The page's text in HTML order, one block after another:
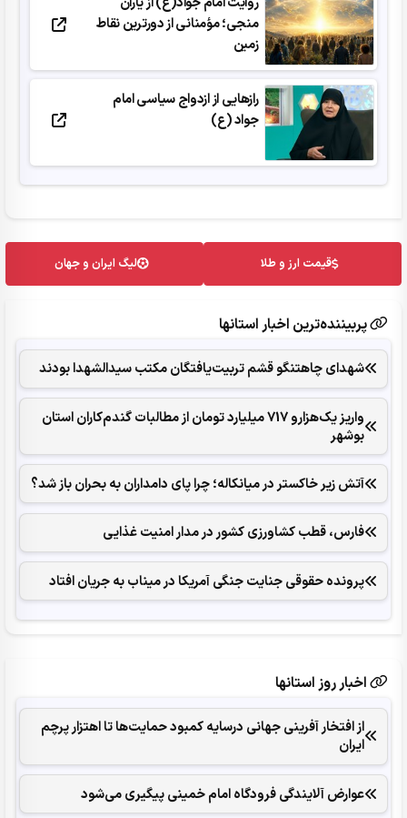
منجی؛ مؤمنانی از دورترین نقاط
زمین
رازهایی از ازدواج سیاسی امام
جواد (ع)
قیمت ارز و طلا لیگ ایران و جهان
پربیننده‌ترین اخبار استانها
شهدای چاهتنگو قشم تربیت‌یافتگان مکتب سیدالشهدا بودند
واریز یک‌هزارو 717 میلیارد تومان از مطالبات گندم‌کاران استان
بوشهر
آتش زیر خاکستر در میانکاله؛ چرا پای دامداران به بحران باز شد؟
فارس، قطب کشاورزی کشور در مدار امنیت غذایی
پرونده حقوقی جنایت جنگی آمریکا در میناب به جریان افتاد
اخبار روز استانها
از افتخار آفرینی جهانی درسایه کمبود حمایت‌ها تا اهتزار پرچم
ایران
عوارض آلایندگی فرودگاه امام خمینی پیگیری می‌شود